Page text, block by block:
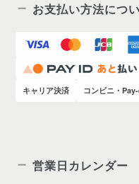
お支払い方法につ
キャリア決済 コンビニ・
営業日カレンダー